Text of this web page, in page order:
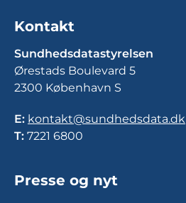
Kontakt
Sundhedsdatastyrelsen
Ørestads Boulevard 5
2300 København S
E: kontakt@sundhedsdata.dk
T: 7221 6800
Presse og nyt